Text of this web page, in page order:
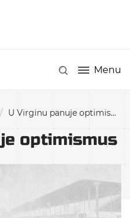
Menu
/ U Virginu panuje optimismus
optimismus